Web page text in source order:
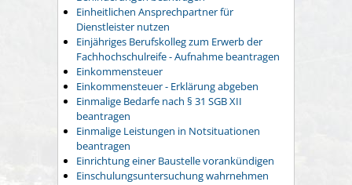
Einheitlichen Ansprechpartner für
Dienstleister nutzen
Einjähriges Berufskolleg zum Erwerb der
Fachhochschulreife - Aufnahme beantragen
Einkommensteuer
Einkommensteuer - Erklärung abgeben
Einmalige Bedarfe nach § 31 SGB XII
beantragen
Einmalige Leistungen in Notsituationen
beantragen
Einrichtung einer Baustelle vorankündigen
Einschulungsuntersuchung wahrnehmen